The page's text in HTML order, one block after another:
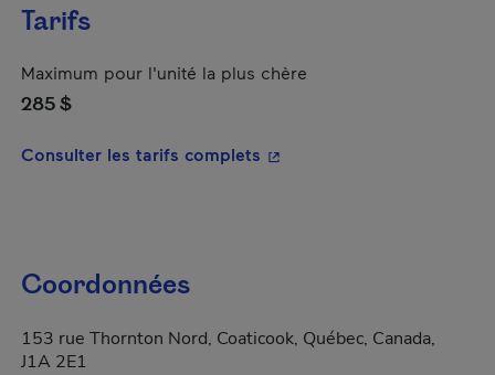
Tarifs
Maximum pour l'unité la plus chère
285 $
Consulter les tarifs complets - Cet hyperlien s'ouvrira
Coordonnées
153 rue Thornton Nord, Coaticook, Québec, Canada,
J1A 2E1